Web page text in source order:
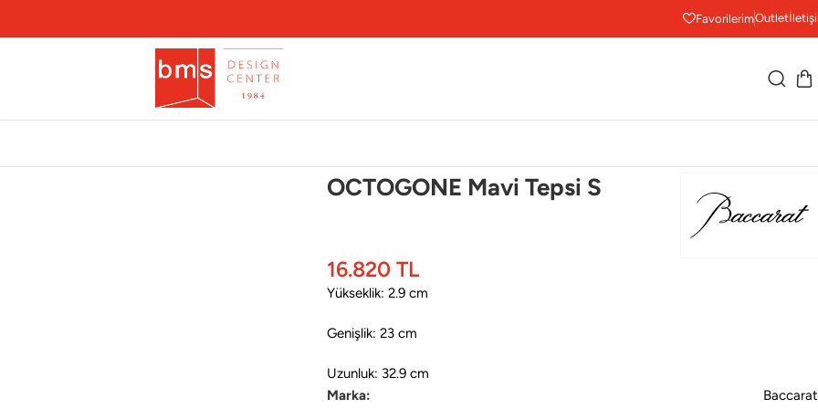
FavorilerimOutlet
S
OCTOGONE Mavi Tepsi S
16.820TL
Yükseklik: 2.9 cm
Genişlik: 23 cm
Uzunluk: 32.9 cm
Marka:
Baccarat